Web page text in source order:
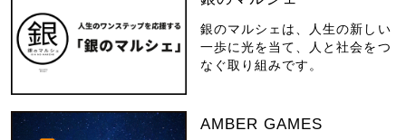
銀のマルシェは、人生の新しい
一歩に光を当て、人と社会をつ
なぐ取り組みです。
AMBER GAMES